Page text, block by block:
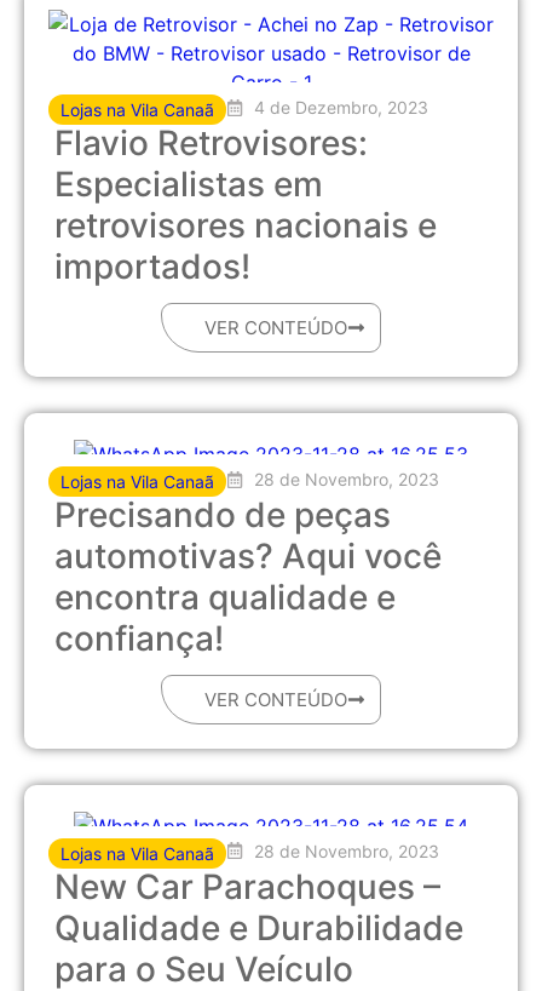
Lojas na Vila Canaã 4 de Dezembro, 2023
Flavio Retrovisores:
Especialistas em
retrovisores nacionais e
importados!
VER CONTEÚDO
Lojas na Vila Canaã 28 de Novembro, 2023
Precisando de peças
automotivas? Aqui você
encontra qualidade e
confiança!
VER CONTEÚDO
Lojas na Vila Canaã 28 de Novembro, 2023
New Car Parachoques –
Qualidade e Durabilidade
para o Seu Veículo